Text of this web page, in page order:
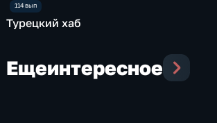
Турецкий хаб
Ещеинтересное